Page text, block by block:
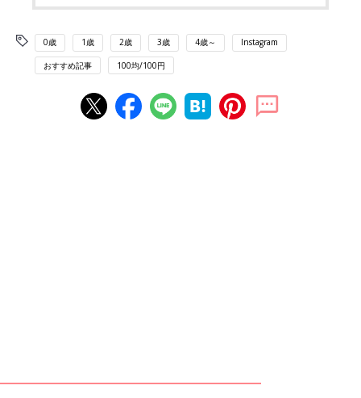
0歳 1歳 2歳 3歳 4歳～ Instagram
おすすめ記事 100均/100円